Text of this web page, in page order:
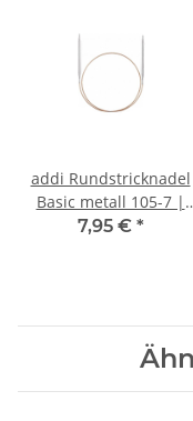
addi Rundstricknadel
Basic metall 105-7 |
40cm | 3,0 mm
7,95 € *